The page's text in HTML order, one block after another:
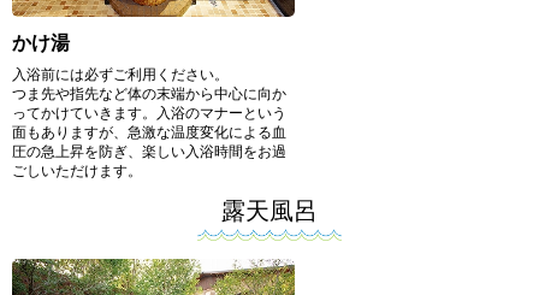
かけ湯
入浴前には必ずご利用ください。
つま先や指先など体の末端から中心に向か
ってかけていきます。入浴のマナーという
面もありますが、急激な温度変化による血
圧の急上昇を防ぎ、楽しい入浴時間をお過
ごしいただけます。
露天風呂